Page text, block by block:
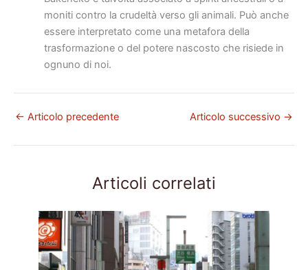
moniti contro la crudeltà verso gli animali. Può anche
essere interpretato come una metafora della
trasformazione o del potere nascosto che risiede in
ognuno di noi.
← Articolo precedente Articolo successivo →
Articoli correlati